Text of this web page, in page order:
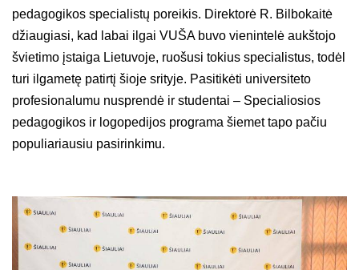
pedagogikos specialistų poreikis. Direktorė R. Bilbokaitė
džiaugiasi, kad labai ilgai VUŠA buvo vienintelė aukštojo
švietimo įstaiga Lietuvoje, ruošusi tokius specialistus, todėl
turi ilgametę patirtį šioje srityje. Pasitikėti universiteto
profesionalumu nusprendė ir studentai – Specialiosios
pedagogikos ir logopedijos programa šiemet tapo pačiu
populiariausiu pasirinkimu.